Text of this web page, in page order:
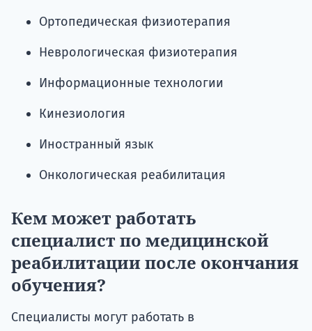
Ортопедическая физиотерапия
Неврологическая физиотерапия
Информационные технологии
Кинезиология
Иностранный язык
Онкологическая реабилитация
Кем может работать
специалист по медицинской
реабилитации после окончания
обучения?
Специалисты могут работать в